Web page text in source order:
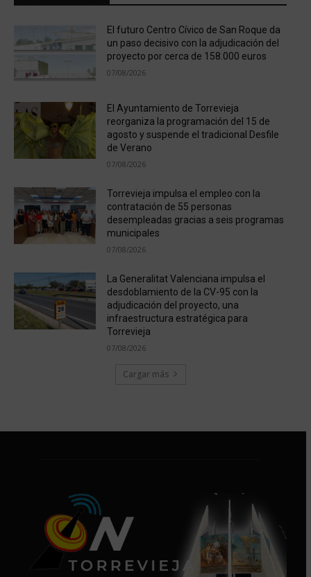
El futuro Centro Cívico de San Roque da
un paso decisivo con la adjudicación del
proyecto por cerca de 158.000 euros
07/08/2026
El Ayuntamiento de Torrevieja
reorganiza la programación del 15 de
agosto y suspende el tradicional Desfile
de Verano
07/08/2026
Torrevieja impulsa el empleo con la
contratación de 55 personas
desempleadas gracias a seis programas
municipales
07/08/2026
La Generalitat Valenciana impulsa el
desdoblamiento de la CV-95 con la
adjudicación del proyecto, una
infraestructura estratégica para
Torrevieja
07/08/2026
Cargar más